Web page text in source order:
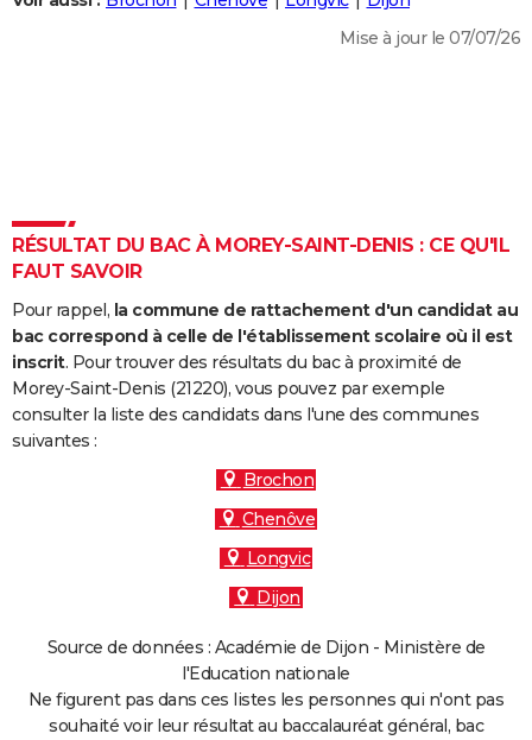
DICTIONNAIRE
Dictionnaire
Biographies
Citations
Expressions
Proverbes
PROGRAMME TV
COPAINS D'AVANT
S'inscrire
Se connecter
Lycées
Collèges
Primaires
Universités
Entreprises
Service militaire
Avis de recherche
AVIS DE DÉCÈS
FORUM
Mise à jour le 07/07/26
RÉSULTAT DU BAC À MOREY-SAINT-DENIS : CE QU'IL
FAUT SAVOIR
Pour rappel, la commune de rattachement d'un candidat au
bac correspond à celle de l'établissement scolaire où il est
inscrit. Pour trouver des résultats du bac à proximité de
Morey-Saint-Denis (21220), vous pouvez par exemple
consulter la liste des candidats dans l'une des communes
suivantes :
Brochon
Chenôve
Longvic
Dijon
Source de données : Académie de Dijon - Ministère de
l'Education nationale
Ne figurent pas dans ces listes les personnes qui n'ont pas
souhaité voir leur résultat au baccalauréat général, bac